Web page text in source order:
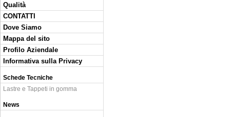
Qualità
CONTATTI
Dove Siamo
Mappa del sito
Profilo Aziendale
Informativa sulla Privacy
Schede Tecniche
Lastre e Tappeti in gomma
News